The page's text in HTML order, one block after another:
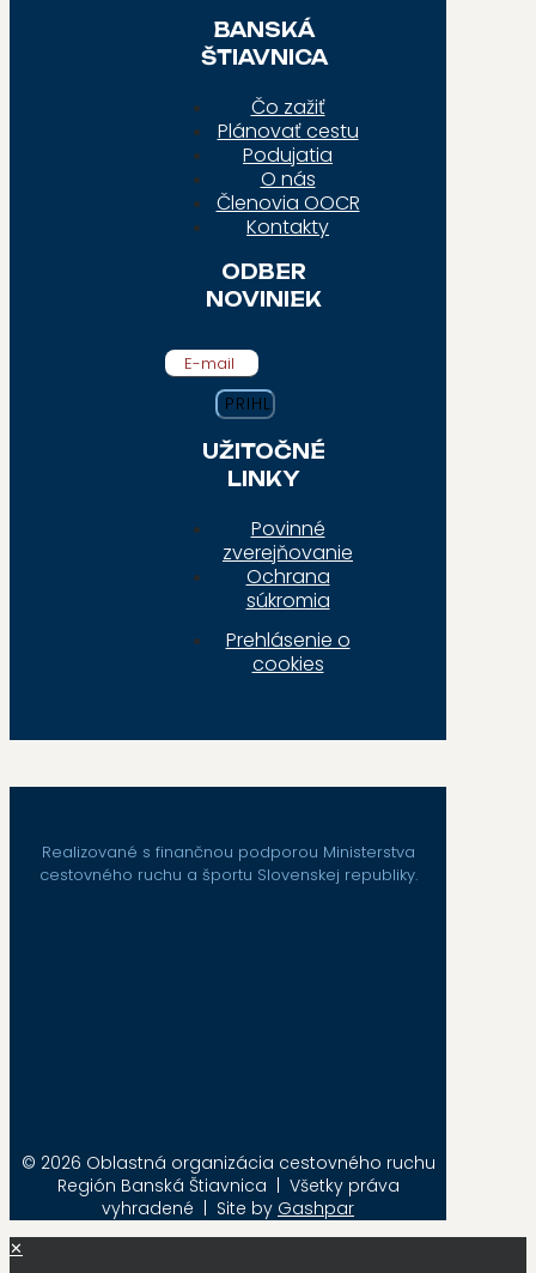
BANSKÁ
ŠTIAVNICA
Čo zažiť
Plánovať cestu
Podujatia
O nás
Členovia OOCR
Kontakty
ODBER
NOVINIEK
E-mail
UŽITOČNÉ
LINKY
Povinné
zverejňovanie
Ochrana
súkromia
Prehlásenie o
cookies
Realizované s finančnou podporou Ministerstva
cestovného ruchu a športu Slovenskej republiky.
© 2026 Oblastná organizácia cestovného ruchu
Región Banská Štiavnica | Všetky práva
vyhradené | Site by Gashpar
✕